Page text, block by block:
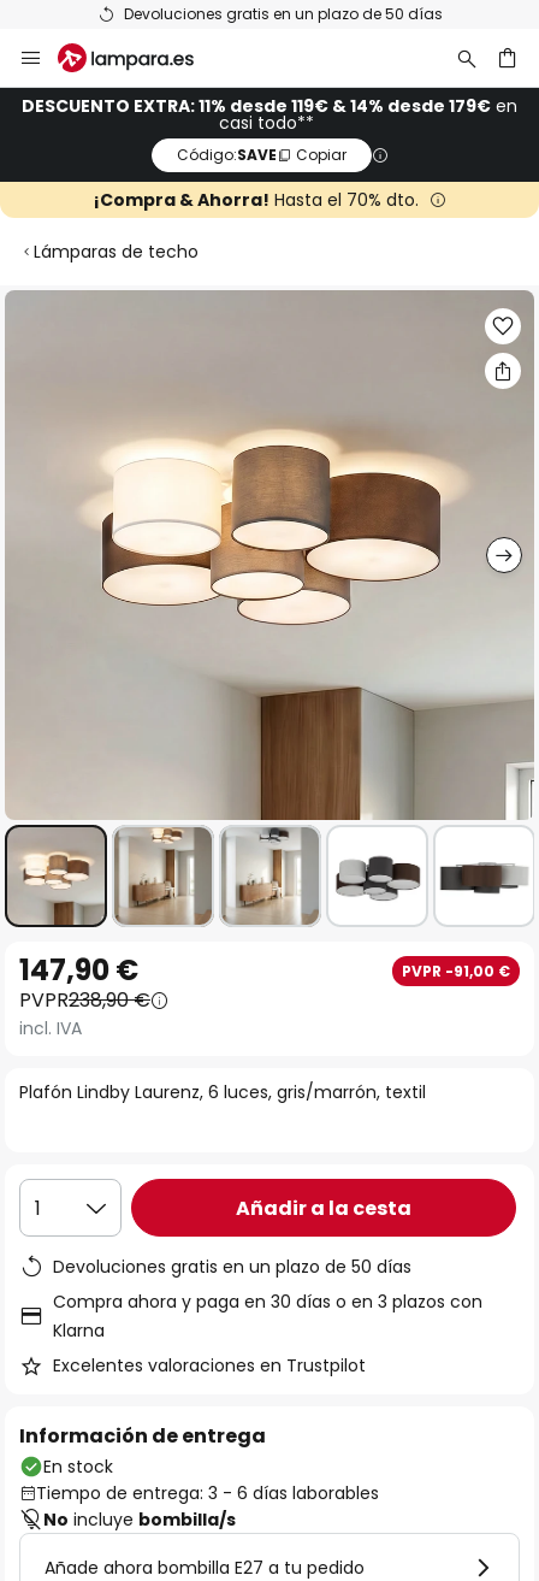
Devoluciones gratis en un plazo de 50 días
al
contenido
DESCUENTO EXTRA: 11% desde 119€ & 14% desde 179€ en
casi todo**
Código:SAVE Copiar
¡Compra & Ahorra! Hasta el 70% dto.
Lámparas de techo
Saltar
comienzo
de
galería
Plafón Lindby Laurenz, 6 luces, gris/marrón, textil
147,90 € PVPR -91,00 €
PVPR238,90 €
incl. IVA
1 Añadir a la cesta
Devoluciones gratis en un plazo de 50 días
Compra ahora y paga en 30 días o en 3 plazos con
Klarna
Excelentes valoraciones en Trustpilot
Información de entrega
En stock
Tiempo de entrega: 3 - 6 días laborables
No incluye bombilla/s
Añade ahora bombilla E27 a tu pedido